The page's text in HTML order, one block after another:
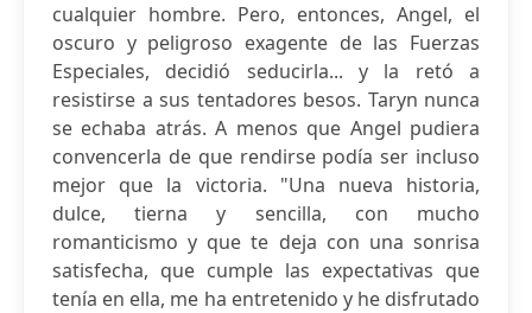
cualquier hombre. Pero, entonces, Angel, el
oscuro y peligroso exagente de las Fuerzas
Especiales, decidió seducirla... y la retó a
resistirse a sus tentadores besos. Taryn nunca
se echaba atrás. A menos que Angel pudiera
convencerla de que rendirse podía ser incluso
mejor que la victoria. "Una nueva historia,
dulce, tierna y sencilla, con mucho
romanticismo y que te deja con una sonrisa
satisfecha, que cumple las expectativas que
tenía en ella, me ha entretenido y he disfrutado